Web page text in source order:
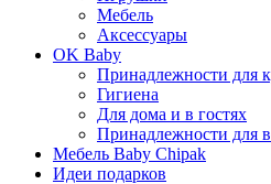
Мебель
Аксессуары
OK Baby
Принадлежности для
Гигиена
Для дома и в гостях
Принадлежности для
Мебель Baby Chipak
Идеи подарков